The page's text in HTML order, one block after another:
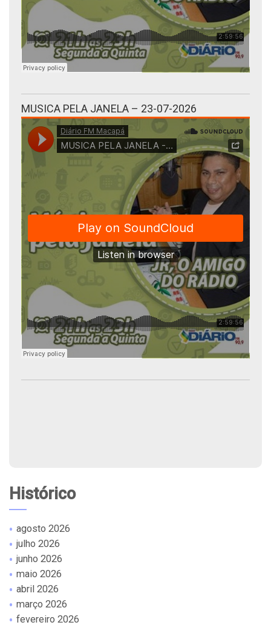
MUSICA PELA JANELA – 23-07-2026
Histórico
agosto 2026
julho 2026
junho 2026
maio 2026
abril 2026
março 2026
fevereiro 2026